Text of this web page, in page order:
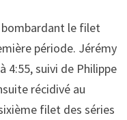
le filet
période. Jérémy
4:55, suivi de Philippe
récidivé au
filet des séries